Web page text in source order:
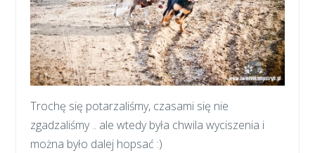
Trochę się potarzaliśmy, czasami się nie
zgadzaliśmy .. ale wtedy była chwila wyciszenia i
można było dalej hopsać :)